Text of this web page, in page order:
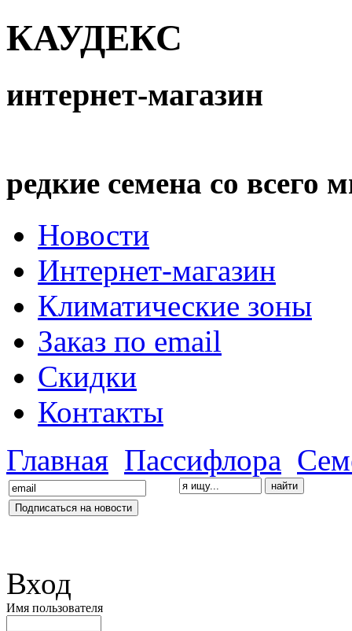
КАУДЕКС
интернет-магазин
редкие семена со всего
Новости
Интернет-магазин
Климатические зоны
Заказ по email
Скидки
Контакты
Главная Пассифлора
Вход
Имя пользователя